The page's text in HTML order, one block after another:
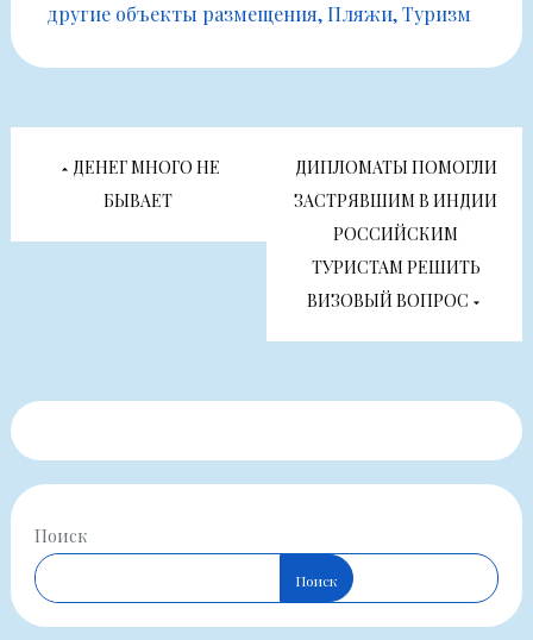
другие объекты размещения Пляжи Туризм
Навигация
по
ДЕНЕГ МНОГО НЕ
БЫВАЕТ
ДИПЛОМАТЫ ПОМОГЛИ
ЗАСТРЯВШИМ В ИНДИИ
РОССИЙСКИМ
ТУРИСТАМ РЕШИТЬ
ВИЗОВЫЙ ВОПРОС
Поиск
Поиск